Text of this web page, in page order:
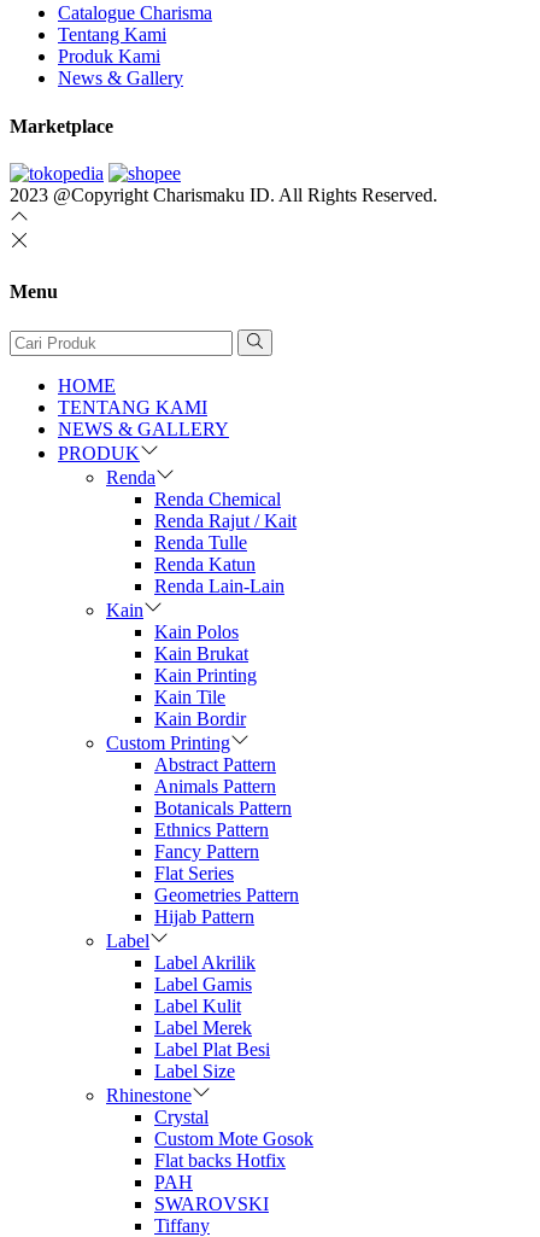
Catalogue Charisma
Tentang Kami
Produk Kami
News & Gallery
Marketplace
2023 @Copyright Charismaku ID. All Rights Reserved.
Menu
HOME
TENTANG KAMI
NEWS & GALLERY
PRODUK
Renda
Renda Chemical
Renda Rajut / Kait
Renda Tulle
Renda Katun
Renda Lain-Lain
Kain
Kain Polos
Kain Brukat
Kain Printing
Kain Tile
Kain Bordir
Custom Printing
Abstract Pattern
Animals Pattern
Botanicals Pattern
Ethnics Pattern
Fancy Pattern
Flat Series
Geometries Pattern
Hijab Pattern
Label
Label Akrilik
Label Gamis
Label Kulit
Label Merek
Label Plat Besi
Label Size
Rhinestone
Crystal
Custom Mote Gosok
Flat backs Hotfix
PAH
SWAROVSKI
Tiffany